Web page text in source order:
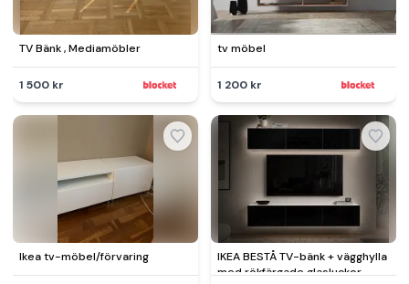
TV Bänk , Mediamöbler
1 500 kr
tv möbel
1 200 kr
Ikea tv-möbel/förvaring
IKEA BESTÅ TV-bänk + vägghylla
med rökfärgade glasluckor